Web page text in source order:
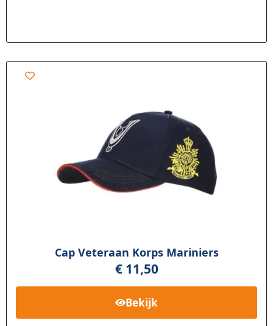
Cap Veteraan Korps Mariniers
€11,50
Bekijk